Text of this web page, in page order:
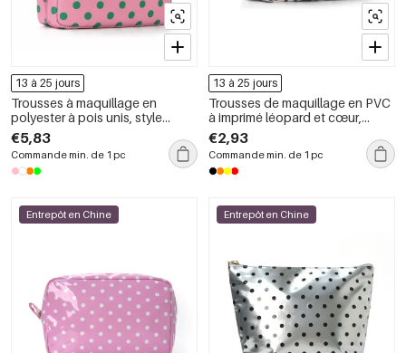
13 à 25 jours
Trousses à maquillage en
polyester à pois unis, style
décontracté, collection Simple
Series
€5,83
Commande min. de 1 pc
13 à 25 jours
Trousses de maquillage en PVC
à imprimé léopard et cœur,
collection Simple Series.
€2,93
Commande min. de 1 pc
Entrepôt en Chine Entrepôt en Chine